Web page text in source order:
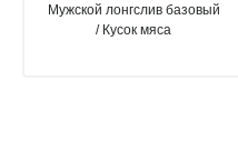
Мужской лонгслив базовый
/ Кусок мяса